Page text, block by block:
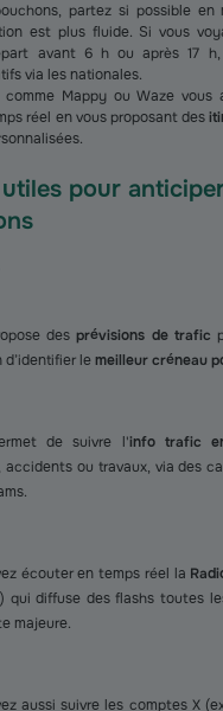
partez si possible en
est plus fluide. Si vous
avant 6 h ou après 17
via les nationales.
comme Mappy ou Waze vous
réel en vous proposant des
pour
desprévisions de trafic
d’identifier lemeilleur créneau
de suivre l'info trafic
accidents ou travaux, via des
écouter en temps réel la
qui diffuse des flashs toutes
majeure.
aussi suivre les comptes X